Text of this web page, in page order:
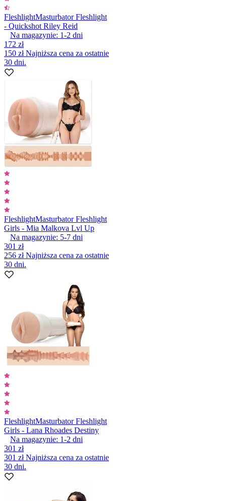
FleshlightMasturbator Fleshlight
- Quickshot Riley Reid
Na magazynie: 1-2 dni
172 zł
150 złNajniższa cena za ostatnie
30 dni.
FleshlightMasturbator Fleshlight
Girls - Mia Malkova Lvl Up
Na magazynie: 5-7 dni
301 zł
256 złNajniższa cena za ostatnie
30 dni.
FleshlightMasturbator Fleshlight
Girls - Lana Rhoades Destiny
Na magazynie: 1-2 dni
301 zł
301 złNajniższa cena za ostatnie
30 dni.